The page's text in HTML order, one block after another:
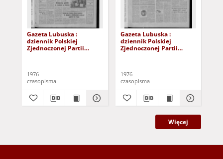
Gazeta Lubuska :
dziennik Polskiej
Zjednoczonej Partii
1976). - Wyd. A
1976
czasopisma
Gazeta Lubuska :
dziennik Polskiej
Zjednoczonej Partii
1976). - Wyd. A
1976
czasopisma
Więcej